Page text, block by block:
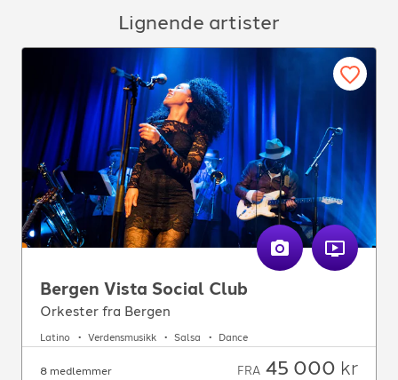
Lignende artister
Bergen Vista Social Club
Orkester fra Bergen
Latino Verdensmusikk Salsa Dance
8 medlemmer FRA 45 000 kr